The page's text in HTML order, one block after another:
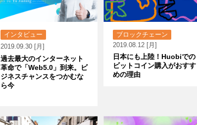
インタビュー
2019.09.30 [月]
過去最大のインターネット
革命で「Web5.0」到来。ビ
ジネスチャンスをつかむな
ら今
ブロックチェーン
2019.08.12 [月]
日本にも上陸！Huobiでの
ビットコイン購入がおすす
めの理由